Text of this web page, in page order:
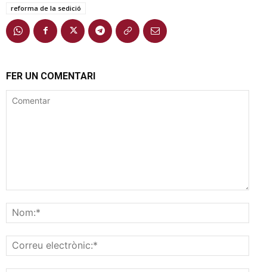
reforma de la sedició
FER UN COMENTARI